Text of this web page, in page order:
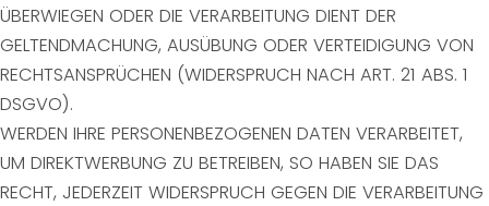
ÜBERWIEGEN ODER DIE VERARBEITUNG DIENT DER
GELTENDMACHUNG, AUSÜBUNG ODER VERTEIDIGUNG VON
RECHTSANSPRÜCHEN (WIDERSPRUCH NACH ART. 21 ABS. 1
DSGVO).
WERDEN IHRE PERSONENBEZOGENEN DATEN VERARBEITET,
UM DIREKTWERBUNG ZU BETREIBEN, SO HABEN SIE DAS
RECHT, JEDERZEIT WIDERSPRUCH GEGEN DIE VERARBEITUNG